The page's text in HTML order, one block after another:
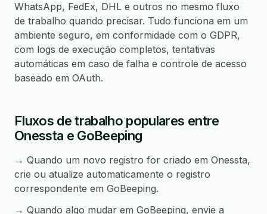
WhatsApp, FedEx, DHL e outros no mesmo fluxo
de trabalho quando precisar. Tudo funciona em um
ambiente seguro, em conformidade com o GDPR,
com logs de execução completos, tentativas
automáticas em caso de falha e controle de acesso
baseado em OAuth.
Fluxos de trabalho populares entre
Onessta e GoBeeping
→ Quando um novo registro for criado em Onessta,
crie ou atualize automaticamente o registro
correspondente em GoBeeping.
→ Quando algo mudar em GoBeeping, envie a